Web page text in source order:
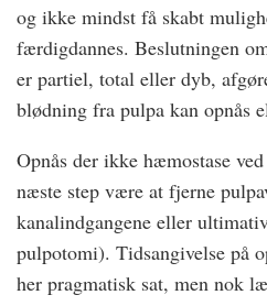
og ikke mindst få skabt
færdigdannes. Beslutningen
er partiel, total eller dyb,
blødning fra pulpa kan opnås
Opnås der ikke hæmostase
næste step være at fjerne
kanalindgangene eller
pulpotomi). Tidsangivelse på
her pragmatisk sat, men nok